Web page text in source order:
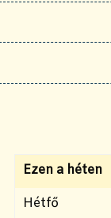
Ezen a héten
Hétfő